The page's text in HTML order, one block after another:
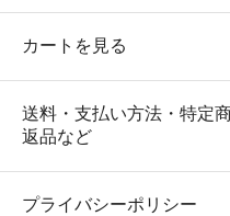
カートを見る
送料・支払い方法・特定
返品など
プライバシーポリシー